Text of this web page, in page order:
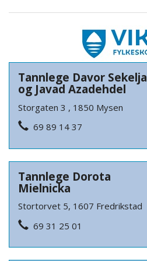
Tannlege Davor Sekelja
og Javad Azadehdel
Storgaten 3 , 1850 Mysen
69 89 14 37
Tannlege Dorota
Mielnicka
Stortorvet 5, 1607 Fredrikstad
69 31 25 01